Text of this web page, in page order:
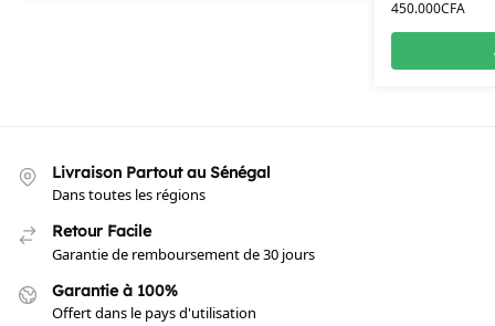
450.000CFA
Livraison Partout au Sénégal
Dans toutes les régions
Retour Facile
Garantie de remboursement de 30 jours
Garantie à 100%
Offert dans le pays d'utilisation